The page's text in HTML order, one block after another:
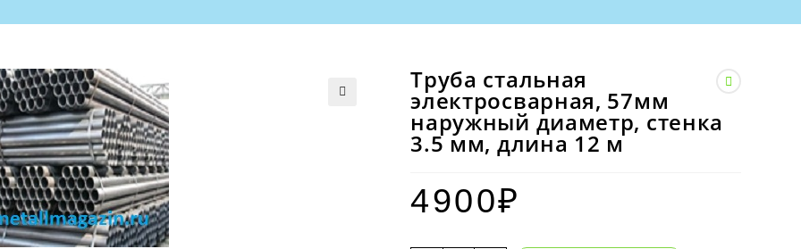
Труба стальная
электросварная, 57мм
наружный диаметр, стенка
3.5 мм, длина 12 м
4900₽